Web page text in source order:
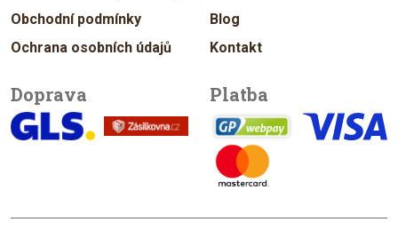
Obchodní podmínky
Ochrana osobních údajů
Blog
Kontakt
Doprava Platba